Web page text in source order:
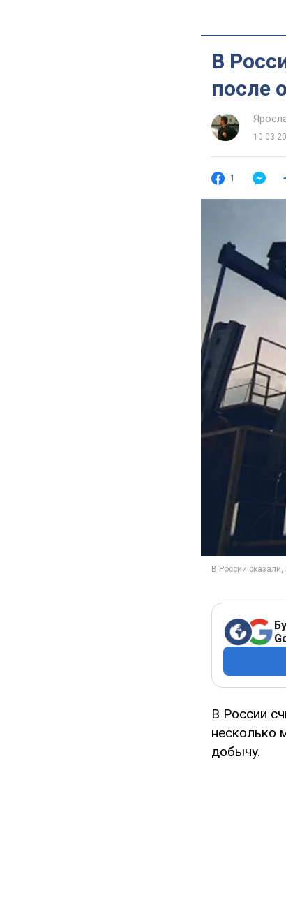
В
после
1
В России
несколько
добычу.